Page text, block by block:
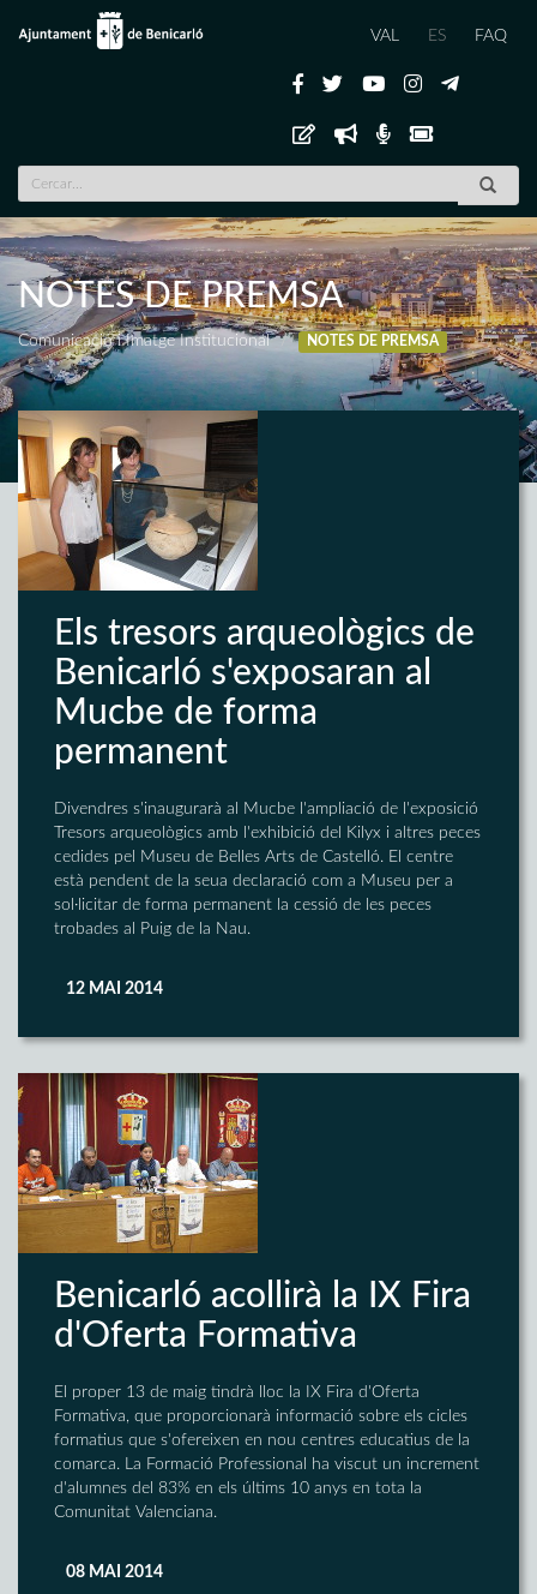
VAL ES FAQ
NOTES DE PREMSA
Comunicació i Imatge Institucional NOTES DE PREMSA
Els tresors arqueològics de
Benicarló s'exposaran al
Mucbe de forma
permanent
Divendres s'inaugurarà al Mucbe l'ampliació de l'exposició
Tresors arqueològics amb l'exhibició del Kilyx i altres peces
cedides pel Museu de Belles Arts de Castelló. El centre
està pendent de la seua declaració com a Museu per a
sol·licitar de forma permanent la cessió de les peces
trobades al Puig de la Nau.
12 MAI 2014
Benicarló acollirà la IX Fira
d'Oferta Formativa
El proper 13 de maig tindrà lloc la IX Fira d'Oferta
Formativa, que proporcionarà informació sobre els cicles
formatius que s'ofereixen en nou centres educatius de la
comarca. La Formació Professional ha viscut un increment
d'alumnes del 83% en els últims 10 anys en tota la
Comunitat Valenciana.
08 MAI 2014